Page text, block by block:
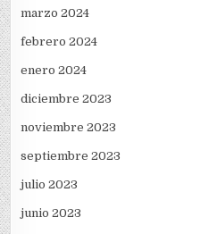
marzo 2024
febrero 2024
enero 2024
diciembre 2023
noviembre 2023
septiembre 2023
julio 2023
junio 2023